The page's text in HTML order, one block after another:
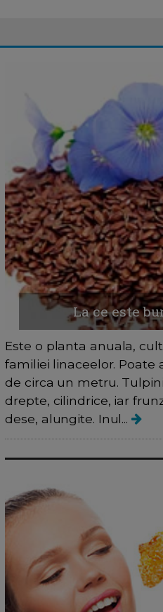
La ce este
Este o planta anuala,
familiei linaceelor. Poate
de circa un metru.
drepte, cilindrice, iar
dese, alungite. Inul...